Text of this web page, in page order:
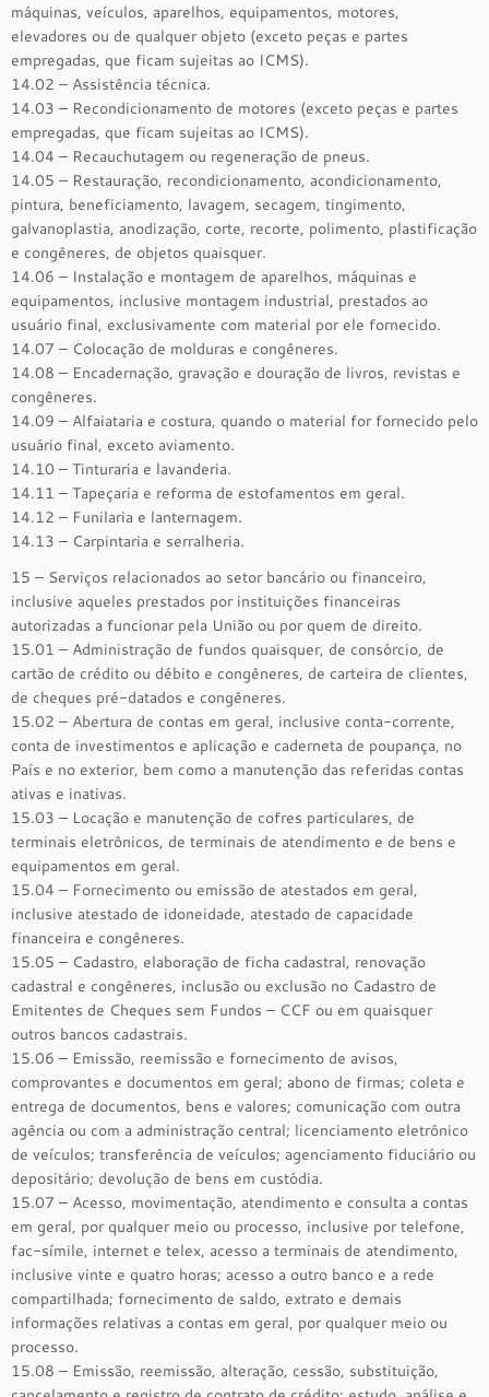
máquinas, veículos, aparelhos, equipamentos, motores,
elevadores ou de qualquer objeto (exceto peças e partes
empregadas, que ficam sujeitas ao ICMS).
14.02 – Assistência técnica.
14.03 – Recondicionamento de motores (exceto peças e partes
empregadas, que ficam sujeitas ao ICMS).
14.04 – Recauchutagem ou regeneração de pneus.
14.05 – Restauração, recondicionamento, acondicionamento,
pintura, beneficiamento, lavagem, secagem, tingimento,
galvanoplastia, anodização, corte, recorte, polimento, plastificação
e congêneres, de objetos quaisquer.
14.06 – Instalação e montagem de aparelhos, máquinas e
equipamentos, inclusive montagem industrial, prestados ao
usuário final, exclusivamente com material por ele fornecido.
14.07 – Colocação de molduras e congêneres.
14.08 – Encadernação, gravação e douração de livros, revistas e
congêneres.
14.09 – Alfaiataria e costura, quando o material for fornecido pelo
usuário final, exceto aviamento.
14.10 – Tinturaria e lavanderia.
14.11 – Tapeçaria e reforma de estofamentos em geral.
14.12 – Funilaria e lanternagem.
14.13 – Carpintaria e serralheria.
15 – Serviços relacionados ao setor bancário ou financeiro,
inclusive aqueles prestados por instituições financeiras
autorizadas a funcionar pela União ou por quem de direito.
15.01 – Administração de fundos quaisquer, de consórcio, de
cartão de crédito ou débito e congêneres, de carteira de clientes,
de cheques pré-datados e congêneres.
15.02 – Abertura de contas em geral, inclusive conta-corrente,
conta de investimentos e aplicação e caderneta de poupança, no
País e no exterior, bem como a manutenção das referidas contas
ativas e inativas.
15.03 – Locação e manutenção de cofres particulares, de
terminais eletrônicos, de terminais de atendimento e de bens e
equipamentos em geral.
15.04 – Fornecimento ou emissão de atestados em geral,
inclusive atestado de idoneidade, atestado de capacidade
financeira e congêneres.
15.05 – Cadastro, elaboração de ficha cadastral, renovação
cadastral e congêneres, inclusão ou exclusão no Cadastro de
Emitentes de Cheques sem Fundos – CCF ou em quaisquer
outros bancos cadastrais.
15.06 – Emissão, reemissão e fornecimento de avisos,
comprovantes e documentos em geral; abono de firmas; coleta e
entrega de documentos, bens e valores; comunicação com outra
agência ou com a administração central; licenciamento eletrônico
de veículos; transferência de veículos; agenciamento fiduciário ou
depositário; devolução de bens em custódia.
15.07 – Acesso, movimentação, atendimento e consulta a contas
em geral, por qualquer meio ou processo, inclusive por telefone,
fac-símile, internet e telex, acesso a terminais de atendimento,
inclusive vinte e quatro horas; acesso a outro banco e a rede
compartilhada; fornecimento de saldo, extrato e demais
informações relativas a contas em geral, por qualquer meio ou
processo.
15.08 – Emissão, reemissão, alteração, cessão, substituição,